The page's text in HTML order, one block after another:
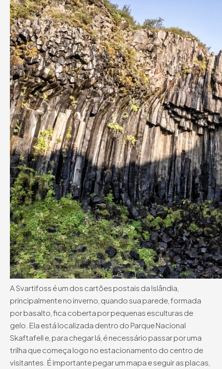
A Svartifoss é um dos cartões postais da Islândia,
principalmente no inverno, quando sua parede, formada
por basalto, fica coberta por pequenas esculturas de
gelo. Ela está localizada dentro do Parque Nacional
Skaftafell e, para chegar lá, é necessário passar por uma
trilha que começa logo no estacionamento do centro de
visitantes. É importante pegar um mapa e seguir as placas,